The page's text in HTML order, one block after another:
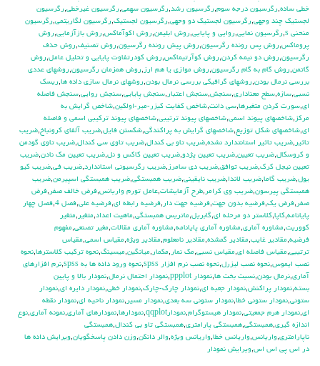
خطي ساده,رگرسيون درجه سوم,رگرسيون رشد,رگرسيون سهمي,رگرسيون غيرخطي,رگرسيون
لجستيك چند وجهي,رگرسيون لجستيك دو وجهي,رگرسيون لجستيک,رگرسيون لگاريتمي,رگرسيون
منحني s
,رگرسيون نمايي,روايي و پايايي,روش ابليمن,روش اكوآماكس,روش بازآزمايي,روش
پروماكس,روش پس رونده رگرسيون,روش پيش رونده رگرسيون,روش تصنيف,روش حذف
رگرسيون,روش دو نيمه كردن,روش كوآرتيماكس,روش كودرتفاوت پايايي و تحليل عامل,روش
گاتمن,روش گام به گام رگرسيون,روش موازي يا هم ارز ,روش همزمان رگرسيون,روشهاي عددي
بررسي نرمال بودن,روشهاي گرافيكي بررسي نرمال بودن,روشهاي نرمال سازي داده ها,ريسك
نسبي,سازه,سطح معناداري,سنجش,سنجش اعتبار ,سنجش پايايي,سنجش روايي,سنجش فاصله
اي,سورت كردن متغيرها,سي دانت,شاخص كفايت كيزر-مير-اولكين,شاخص گرايش به
مركز ,شاخصهاي پيوند اسمي,شاخصهاي پيوند ترتيبي,شاخصهاي پيوند تركيبي اسمي و فاصله
اي,شاخصهاي شكل توزيع,شاخصهاي گرايش به پراكندگي,شكستن فايل,ضريب آلفاي کرونباخ,ضريب
تاثير ,ضريب تاثير استانتدارد نشده,ضريب تاو بي كندال,ضريب تاوي سي كندال,ضريب تاوي گودمن
و كروسكال,ضريب تعيين,ضريب تعيين پژدو,ضريب تعيين كاكس و نل,ضريب تعيين مك نادن,ضريب
تعيين نيجل كرك,ضريب توافق,ضريب دي سامرز ,ضريب رگرسيوني استاندارد,ضريب في,ضريب كيو
يول,ضريب گاما,ضريب لاندا,ضريب نايقيني,ضريب همبستگي,ضريب همبستگي اسپيرمن,ضريب
همبستگي پيرسون,ضريب وي كرامر ,طرح آزمايشات,عامل تورم واريانس,فرض خالف صفر ,فرض
صفر ,فرض يك,فرضيه بدون جهت,فرضيه جهت دار ,فرضيه رابطه اي,فرضيه علي,فصل 4 ,فصل چهار
پايانامه,كاپا,كلاستر دو مرحله اي,گابريل,ماتريس همبستگي,ماهيت اعداد,متغير ,متغير
كووريت,مشاوره آماري,مشاوره آماري پايانامه,مشاوره آماري مقالات,مغير تصنعي,مفهوم
فرضيه,مقادير غايب,مقادير گمشده,مقادير نامعلوم,مقادير ويژه,مقياس اسمي,مقياس
ترتيبي,مقياس فاصله اي,مقياس نسبي,مك نمار ,مكمار ,ميانگين,ميسينگ,نحوه تركيب كلاسترها,نحوه
نصب ايموس,نحوه نصب ليزرل,نحوه نصب نرم افزار spss ,نحوه ورود داده ها به spss ,نرم افزارهاي
آماري,نرمال بودن,نسبت بخت ها,نمودار ppplot ,نمودار احتمال نرمال,نمودار بالا و پايين
بسته,نمودار پراكنش,نمودار جعبه اي,نمودار چارك-چارك,نمودار خطي,نمودار دايره اي,نمودار
ستوني,نمودار ستوني خطا,نمودار ستوني سه بعدي,نمودار مسير ,نمودار ناحيه اي,نمودار نقطه
اي,نمودار هرم جمعيتي,نمودار هيستوگرام,نمودارqqplot ,نمودارها,نمودارهاي آماري,نمونه آماري,نوع
اندازه گيري,همبستگي,همبستگي پارامتري,همبستگي تاو بي کندال,همبستگي
ناپارامتري,واريانس,واريانس خطا,واريانس ويژه,والر دانكن,وزن دادن پاسخگويان,ويرايش داده ها
در اس پي اس اس,ويرايش نمودار